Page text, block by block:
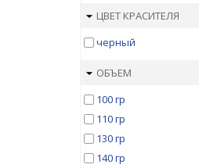
ЦВЕТ КРАСИТЕЛЯ
черный
ОБЪЕМ
100 гр
110 гр
130 гр
140 гр